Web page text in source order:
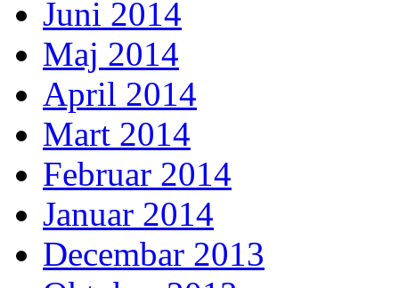
Juni 2014
Maj 2014
April 2014
Mart 2014
Februar 2014
Januar 2014
Decembar 2013